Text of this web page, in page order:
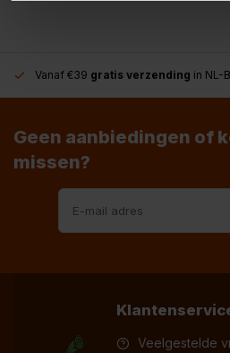
Vanaf €39 gratis verzending in NL-
Geen aanbiedingen of
missen?
Veelgestelde